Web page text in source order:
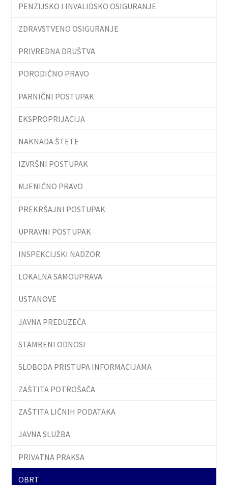
PENZIJSKO I INVALIDSKO OSIGURANJE
ZDRAVSTVENO OSIGURANJE
PRIVREDNA DRUŠTVA
PORODIČNO PRAVO
PARNIČNI POSTUPAK
EKSPROPRIJACIJA
NAKNADA ŠTETE
IZVRŠNI POSTUPAK
MJENIČNO PRAVO
PREKRŠAJNI POSTUPAK
UPRAVNI POSTUPAK
INSPEKCIJSKI NADZOR
LOKALNA SAMOUPRAVA
USTANOVE
JAVNA PREDUZEĆA
STAMBENI ODNOSI
SLOBODA PRISTUPA INFORMACIJAMA
ZAŠTITA POTROŠAČA
ZAŠTITA LIČNIH PODATAKA
JAVNA SLUŽBA
PRIVATNA PRAKSA
OBRT